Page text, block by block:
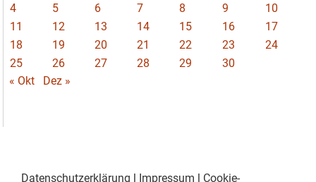
4
5 6 7 8 9
10
11
12 13 14 15 16
17
18
19 20 21 22 23
24
25
26 27 28 29
30
« Okt
Dez »
Datenschutzerklärung | Impressum | Cookie-